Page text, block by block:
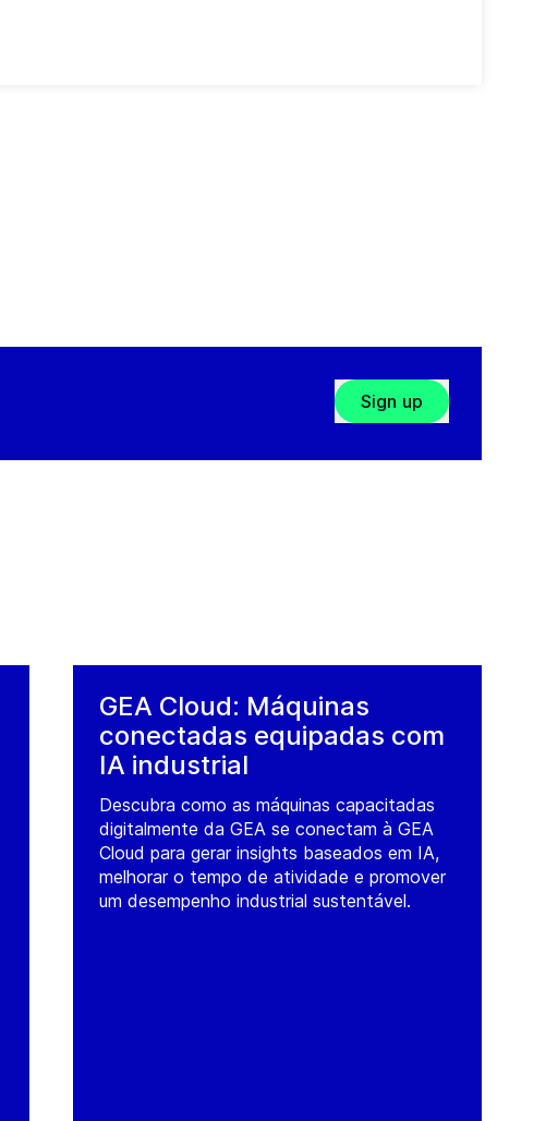
Sign up
GEA Cloud: Máquinas
conectadas equipadas com
IA industrial
Descubra como as máquinas capacitadas
digitalmente da GEA se conectam à GEA
Cloud para gerar insights baseados em IA,
melhorar o tempo de atividade e promover
um desempenho industrial sustentável.